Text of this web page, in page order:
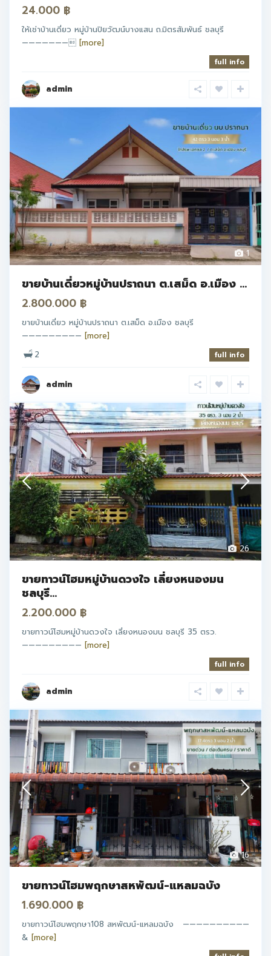
24.000 ฿
ให้เช่าบ้านเดี่ยว หมู่บ้านปิยวัฒน์บางแสน ถ.มิตรสัมพันธ์ ชลบุรี
——————— [more]
full info
admin
1
ขายบ้านเดี่ยวหมู่บ้านปราถนา ต.เสม็ด อ.เมือง ...
2.800.000 ฿
ขายบ้านเดี่ยว หมู่บ้านปราถนา ต.เสม็ด อ.เมือง ชลบุรี
————————— [more]
2
full info
admin
26
ขายทาวน์โฮมหมู่บ้านดวงใจ เลี่ยงหนองมน
ชลบุรี...
2.200.000 ฿
ขายทาวน์โฮมหมู่บ้านดวงใจ เลี่ยงหนองมน ชลบุรี 35 ตรว.
————————— [more]
full info
admin
16
ขายทาวน์โฮมพฤกษาสหพัฒน์-แหลมฉบัง
1.690.000 ฿
ขายทาวน์โฮมพฤกษา108 สหพัฒน์-แหลมฉบัง ——————————
& [more]